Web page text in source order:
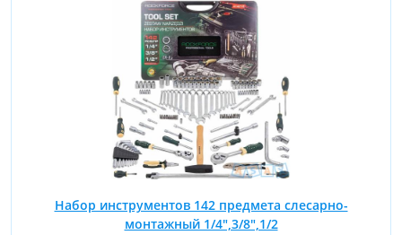
Набор инструментов 142 предмета слесарно-
монтажный 1/4",3/8",1/2